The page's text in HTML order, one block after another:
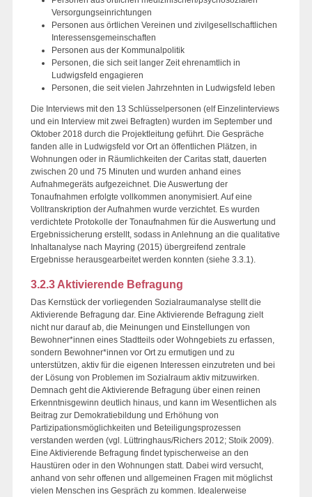
Versorgungseinrichtungen
Personen aus örtlichen Vereinen und zivilgesellschaftlichen
Interessensgemeinschaften
Personen aus der Kommunalpolitik
Personen, die sich seit langer Zeit ehrenamtlich in
Ludwigsfeld engagieren
Personen, die seit vielen Jahrzehnten in Ludwigsfeld leben
Die Interviews mit den 13 Schlüsselpersonen (elf Einzelinterviews
und ein Interview mit zwei Befragten) wurden im September und
Oktober 2018 durch die Projektleitung geführt. Die Gespräche
fanden alle in Ludwigsfeld vor Ort an öffentlichen Plätzen, in
Wohnungen oder in Räumlichkeiten der Caritas statt, dauerten
zwischen 20 und 75 Minuten und wurden anhand eines
Aufnahmegeräts aufgezeichnet. Die Auswertung der
Tonaufnahmen erfolgte vollkommen anonymisiert. Auf eine
Volltranskription der Aufnahmen wurde verzichtet. Es wurden
verdichtete Protokolle der Tonaufnahmen für die Auswertung und
Ergebnissicherung erstellt, sodass in Anlehnung an die qualitative
Inhaltanalyse nach Mayring (2015) übergreifend zentrale
Ergebnisse herausgearbeitet werden konnten (siehe 3.3.1).
3.2.3 Aktivierende Befragung
Das Kernstück der vorliegenden Sozialraumanalyse stellt die
Aktivierende Befragung dar. Eine Aktivierende Befragung zielt
nicht nur darauf ab, die Meinungen und Einstellungen von
Bewohner*innen eines Stadtteils oder Wohngebiets zu erfassen,
sondern Bewohner*innen vor Ort zu ermutigen und zu
unterstützen, aktiv für die eigenen Interessen einzutreten und bei
der Lösung von Problemen im Sozialraum aktiv mitzuwirken.
Demnach geht die Aktivierende Befragung über einen reinen
Erkenntnisgewinn deutlich hinaus, und kann im Wesentlichen als
Beitrag zur Demokratiebildung und Erhöhung von
Partizipationsmöglichkeiten und Beteiligungsprozessen
verstanden werden (vgl. Lüttringhaus/Richers 2012; Stoik 2009).
Eine Aktivierende Befragung findet typischerweise an den
Haustüren oder in den Wohnungen statt. Dabei wird versucht,
anhand von sehr offenen und allgemeinen Fragen mit möglichst
vielen Menschen ins Gespräch zu kommen. Idealerweise